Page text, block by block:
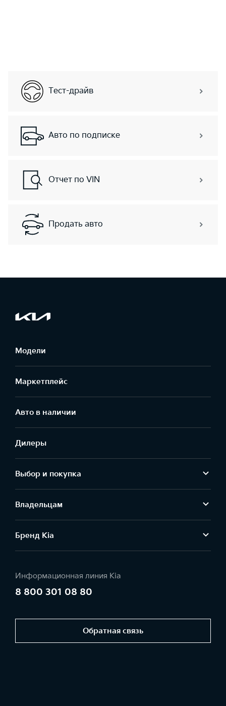
Тест-драйв
Авто по подписке
Отчет по VIN
Продать авто
Модели
Маркетплейс
Aвто в наличии
Дилеры
Выбор и покупка
Владельцам
Бренд Kia
Информационная линия Kia
8 800 301 08 80
Обратная связь